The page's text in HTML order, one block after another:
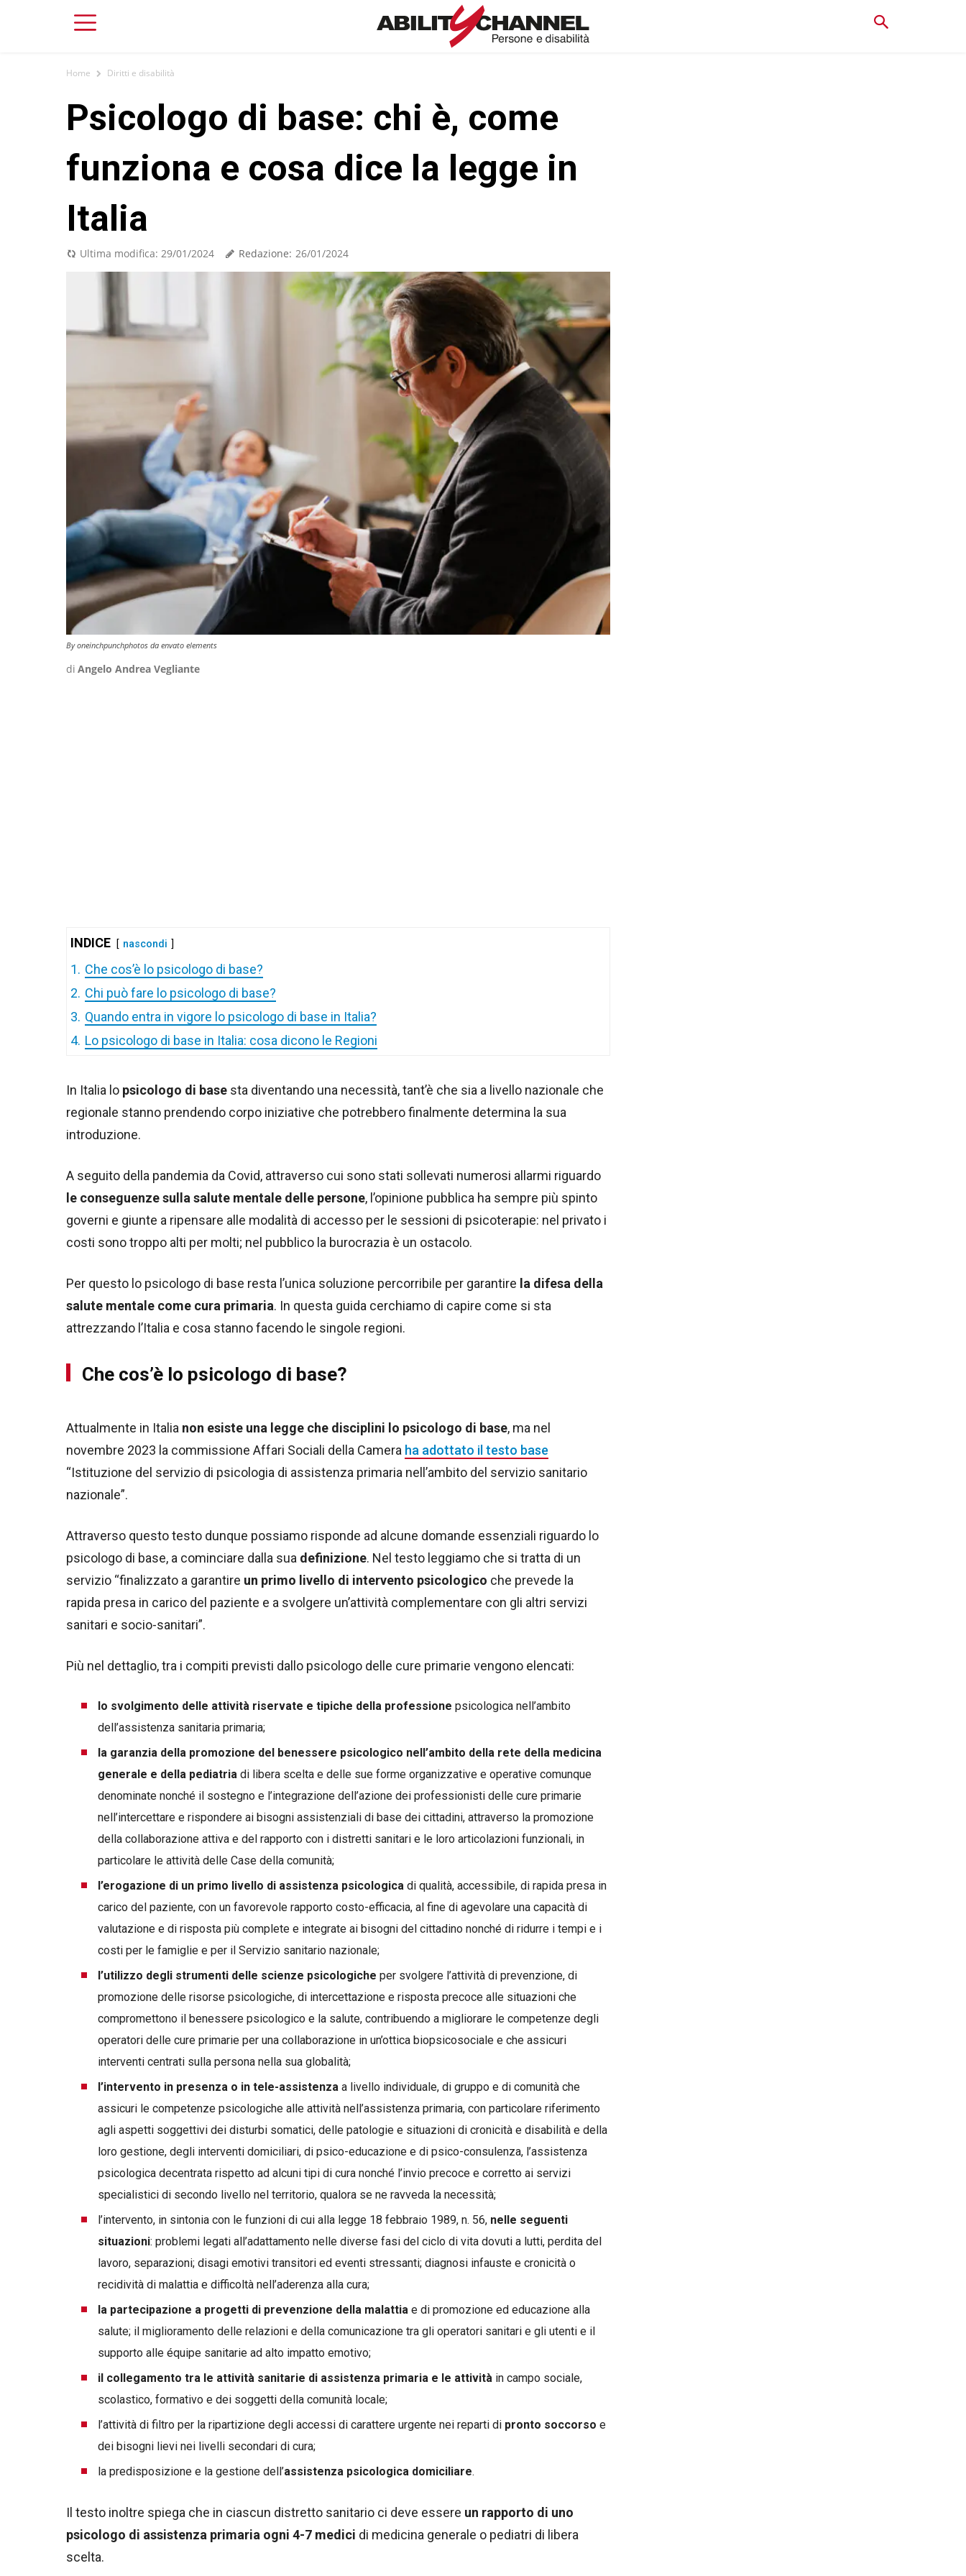
Home Diritti e disabilità
Psicologo di base: chi è, come
funziona e cosa dice la legge in
Italia
Ultima modifica: 29/01/2024 Redazione: 26/01/2024
By oneinchpunchphotos da envato elements
di Angelo Andrea Vegliante
INDICE nascondi
1. Che cos’è lo psicologo di base?
2. Chi può fare lo psicologo di base?
3. Quando entra in vigore lo psicologo di base in Italia?
4. Lo psicologo di base in Italia: cosa dicono le Regioni
In Italia lo psicologo di base sta diventando una necessità, tant’è che sia a livello nazionale che
regionale stanno prendendo corpo iniziative che potrebbero finalmente determina la sua
introduzione.
A seguito della pandemia da Covid, attraverso cui sono stati sollevati numerosi allarmi riguardo
le conseguenze sulla salute mentale delle persone, l’opinione pubblica ha sempre più spinto
governi e giunte a ripensare alle modalità di accesso per le sessioni di psicoterapie: nel privato i
costi sono troppo alti per molti; nel pubblico la burocrazia è un ostacolo.
Per questo lo psicologo di base resta l’unica soluzione percorribile per garantire la difesa della
salute mentale come cura primaria. In questa guida cerchiamo di capire come si sta
attrezzando l’Italia e cosa stanno facendo le singole regioni.
Che cos’è lo psicologo di base?
Attualmente in Italia non esiste una legge che disciplini lo psicologo di base, ma nel
novembre 2023 la commissione Affari Sociali della Camera ha adottato il testo base
“Istituzione del servizio di psicologia di assistenza primaria nell’ambito del servizio sanitario
nazionale”.
Attraverso questo testo dunque possiamo risponde ad alcune domande essenziali riguardo lo
psicologo di base, a cominciare dalla sua definizione. Nel testo leggiamo che si tratta di un
servizio “finalizzato a garantire un primo livello di intervento psicologico che prevede la
rapida presa in carico del paziente e a svolgere un’attività complementare con gli altri servizi
sanitari e socio-sanitari”.
Più nel dettaglio, tra i compiti previsti dallo psicologo delle cure primarie vengono elencati:
lo svolgimento delle attività riservate e tipiche della professione psicologica nell’ambito
dell’assistenza sanitaria primaria;
la garanzia della promozione del benessere psicologico nell’ambito della rete della medicina
generale e della pediatria di libera scelta e delle sue forme organizzative e operative comunque
denominate nonché il sostegno e l’integrazione dell’azione dei professionisti delle cure primarie
nell’intercettare e rispondere ai bisogni assistenziali di base dei cittadini, attraverso la promozione
della collaborazione attiva e del rapporto con i distretti sanitari e le loro articolazioni funzionali, in
particolare le attività delle Case della comunità;
l’erogazione di un primo livello di assistenza psicologica di qualità, accessibile, di rapida presa in
carico del paziente, con un favorevole rapporto costo-efficacia, al fine di agevolare una capacità di
valutazione e di risposta più complete e integrate ai bisogni del cittadino nonché di ridurre i tempi e i
costi per le famiglie e per il Servizio sanitario nazionale;
l’utilizzo degli strumenti delle scienze psicologiche per svolgere l’attività di prevenzione, di
promozione delle risorse psicologiche, di intercettazione e risposta precoce alle situazioni che
compromettono il benessere psicologico e la salute, contribuendo a migliorare le competenze degli
operatori delle cure primarie per una collaborazione in un’ottica biopsicosociale e che assicuri
interventi centrati sulla persona nella sua globalità;
l’intervento in presenza o in tele-assistenza a livello individuale, di gruppo e di comunità che
assicuri le competenze psicologiche alle attività nell’assistenza primaria, con particolare riferimento
agli aspetti soggettivi dei disturbi somatici, delle patologie e situazioni di cronicità e disabilità e della
loro gestione, degli interventi domiciliari, di psico-educazione e di psico-consulenza, l’assistenza
psicologica decentrata rispetto ad alcuni tipi di cura nonché l’invio precoce e corretto ai servizi
specialistici di secondo livello nel territorio, qualora se ne ravveda la necessità;
l’intervento, in sintonia con le funzioni di cui alla legge 18 febbraio 1989, n. 56, nelle seguenti
situazioni: problemi legati all’adattamento nelle diverse fasi del ciclo di vita dovuti a lutti, perdita del
lavoro, separazioni; disagi emotivi transitori ed eventi stressanti; diagnosi infauste e cronicità o
recidività di malattia e difficoltà nell’aderenza alla cura;
la partecipazione a progetti di prevenzione della malattia e di promozione ed educazione alla
salute; il miglioramento delle relazioni e della comunicazione tra gli operatori sanitari e gli utenti e il
supporto alle équipe sanitarie ad alto impatto emotivo;
il collegamento tra le attività sanitarie di assistenza primaria e le attività in campo sociale,
scolastico, formativo e dei soggetti della comunità locale;
l’attività di filtro per la ripartizione degli accessi di carattere urgente nei reparti di pronto soccorso e
dei bisogni lievi nei livelli secondari di cura;
la predisposizione e la gestione dell’assistenza psicologica domiciliare.
Il testo inoltre spiega che in ciascun distretto sanitario ci deve essere un rapporto di uno
psicologo di assistenza primaria ogni 4-7 medici di medicina generale o pediatri di libera
scelta.